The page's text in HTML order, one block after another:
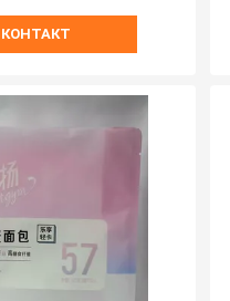
КОНТАКТ